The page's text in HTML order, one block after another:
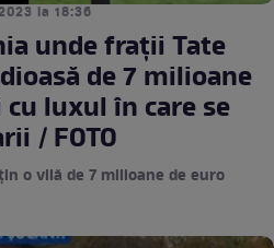
la 18:36
unde frații Tate
de 7 milioane
luxul în care se
/ FOTO
o vilă de 7 milioane de euro